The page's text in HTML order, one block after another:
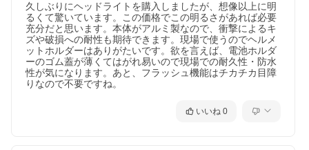
久しぶりにヘッドライトを購入しましたが、想像以上に明
るくて驚いています。この価格でこの明るさがあれば必要
充分だと思います。本体がアルミ製なので、衝撃によるキ
ズや破損への耐性も期待できます。現場で使うのでヘルメ
ットホルダーはありがたいです。欲を言えば、電池ホルダ
ーのゴム蓋が薄くてはがれ易いので現場での耐久性・防水
性が気になります。あと、フラッシュ機能はチカチカ目障
りなので不要ですね。
いいね 0